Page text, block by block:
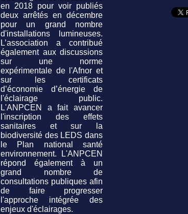
en 2018 pour voir publiés
deux arrêtés en décembre
pour un grand nombre
d'installations lumineuses.
L’association a contribué
également aux discussions
sur une norme
expérimentale de l'Afnor et
sur les certificats
d’économie d’énergie de
l'éclairage public.
L'ANPCEN a fait avancer
l'inscription des effets
sanitaires et sur la
biodiversité des LEDS dans
le Plan national santé
environnement. L'ANPCEN
répond également à un
grand nombre de
consultations publiques afin
de faire progresser
l'approche intégrée des
enjeux d'éclairages.